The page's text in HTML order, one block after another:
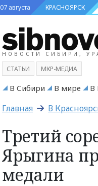
07 августа КРАСНОЯРСК
НОВОСТИ СИБИРИ,
СТАТЬИ МКР-МЕДИА
В Сибири В мире В
Главная В
Третий
Ярыгина
медали